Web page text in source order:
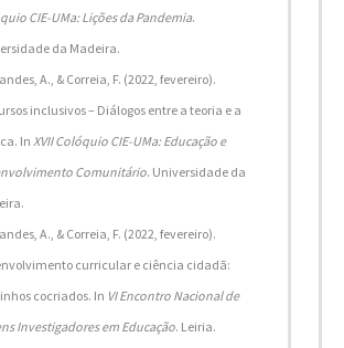
CIE-UMa: Lições da Pandemia.
da Madeira.
A., & Correia, F. (2022, fevereiro).
inclusivos – Diálogos entre a teoria e a
In XVII Colóquio CIE-UMa: Educação e
Comunitário. Universidade da
A., & Correia, F. (2022, fevereiro).
curricular e ciência cidadã:
cocriados. In VI Encontro Nacional de
Investigadores em Educação. Leiria.